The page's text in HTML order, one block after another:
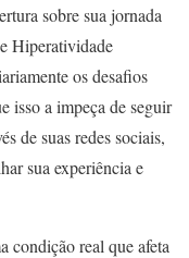
sobre sua jornada
Hiperatividade
os desafios
isso a impeça de seguir
de suas redes sociais,
sua experiência e
condição real que afeta